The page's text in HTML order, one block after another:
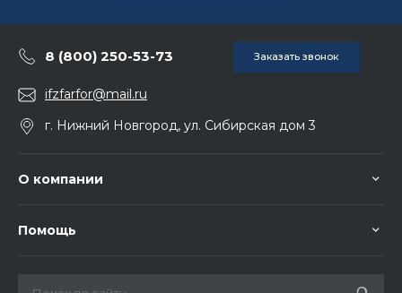
8 (800) 250-53-73 Заказать звонок
ifzfarfor@mail.ru
г. Нижний Новгород, ул. Сибирская дом 3
О компании
Помощь